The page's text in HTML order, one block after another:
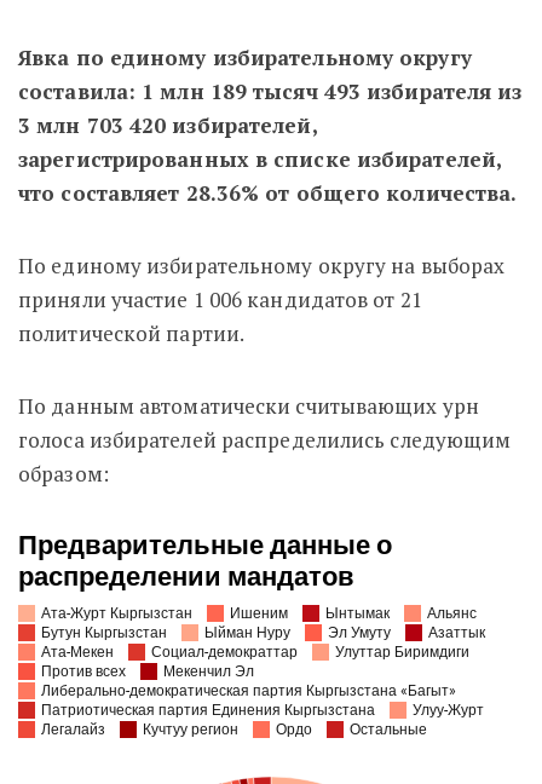
Явка по единому избирательному округу
составила: 1 млн 189 тысяч 493 избирателя из
3 млн 703 420 избирателей,
зарегистрированных в списке избирателей,
что составляет 28.36% от общего количества.
По единому избирательному округу на выборах
приняли участие 1 006 кандидатов от 21
политической партии.
По данным автоматически считывающих урн
голоса избирателей распределились следующим
образом: